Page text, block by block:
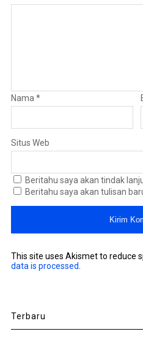
Nama *
Situs Web
Beritahu saya akan tindak
Beritahu saya akan tulisan
This site uses Akismet to reduce
data is processed
Terbaru